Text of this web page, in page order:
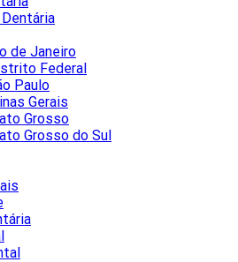
de Janeiro
Federal
Paulo
Gerais
Grosso
Grosso do Sul